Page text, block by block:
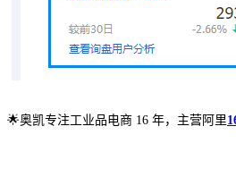
🌟奥凯专注工业品电商 16 年，主营阿里